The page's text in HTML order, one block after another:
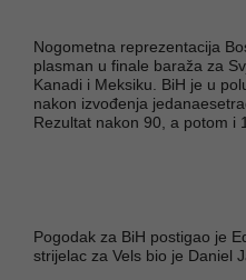
Nogometna reprezentacija
plasman u finale baraža za
Kanadi i Meksiku. BiH je u
nakon izvođenja
Rezultat nakon 90, a potom i
Pogodak za BiH postigao je
strijelac za Vels bio je Daniel